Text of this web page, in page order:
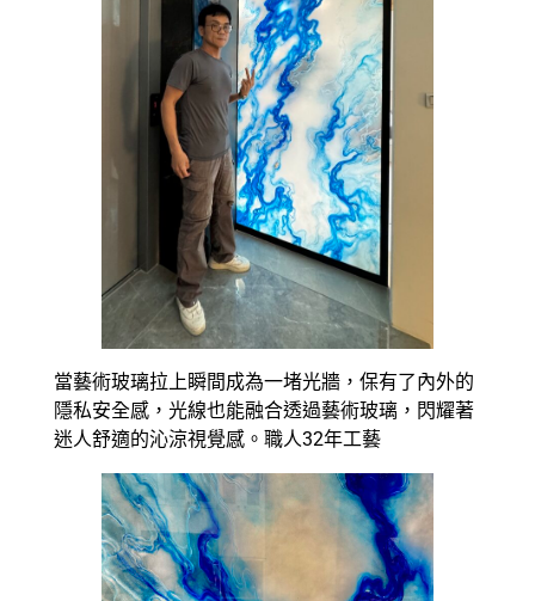
當藝術玻璃拉上瞬間成為一堵光牆，保有了內外的
隱私安全感，光線也能融合透過藝術玻璃，閃耀著
迷人舒適的沁涼視覺感。職人32年工藝